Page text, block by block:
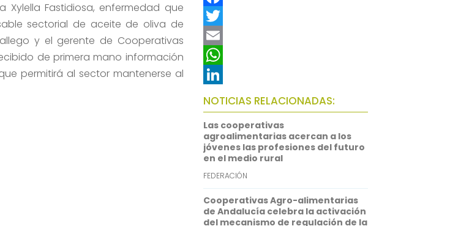
Fastidiosa, enfermedad que
sectorial de aceite de oliva de
y el gerente de Cooperativas
de primera mano información
permitirá al sector mantenerse al
F
a
c
e
b
o
o
k
T
w
t
t
e
r
E
m
a
i
l
W
h
a
t
s
A
p
p
L
i
n
k
e
d
I
NOTICIAS RELACIONADAS:
Las cooperativas
agroalimentarias acercan a los
jóvenes las profesiones del futuro
en el medio rural
FEDERACIÓN
Cooperativas Agro-alimentarias
de Andalucía celebra la activación
del mecanismo de regulación de la